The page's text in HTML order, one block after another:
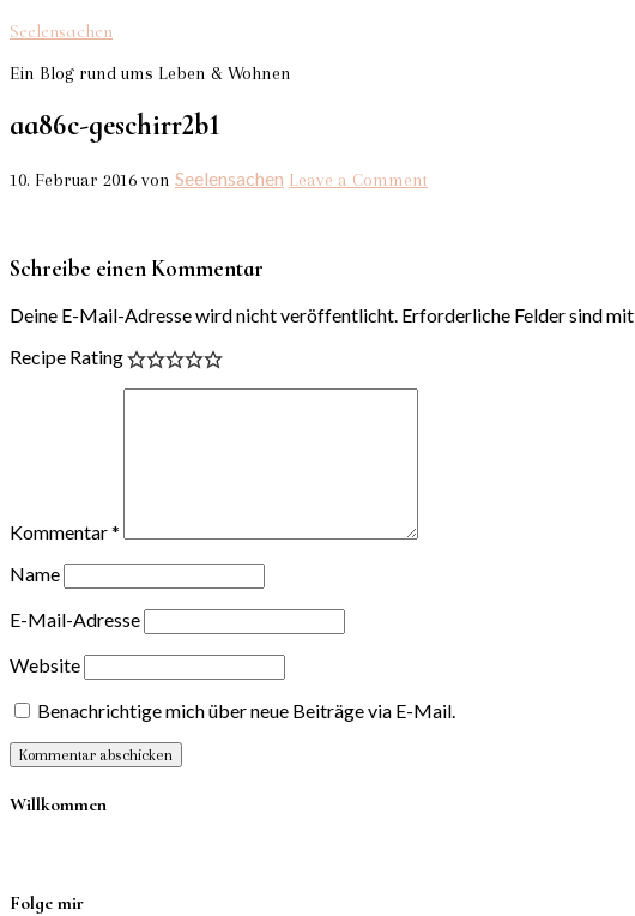
Seelensachen
Ein Blog rund ums Leben & Wohnen
aa86c-geschirr2b1
10. Februar 2016 von Seelensachen Leave a Comment
Schreibe einen Kommentar
Deine E-Mail-Adresse wird nicht veröffentlicht. Erforderliche Felder sind mit
Recipe Rating
Kommentar*
Name
E-Mail-Adresse
Website
Benachrichtige mich über neue Beiträge via E-Mail.
Willkommen
Folge mir